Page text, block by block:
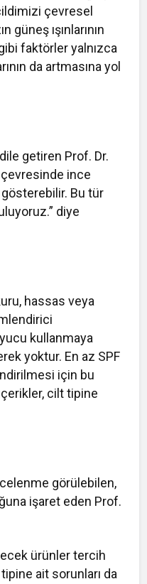
çevresel
ışınlarının
faktörler yalnızca
da artmasına yol
getiren Prof. Dr.
ince
gösterebilir. Bu tür
diye
hassas veya
kullanmaya
yoktur. En az SPF
için bu
cilt tipine
görülebilen,
işaret eden Prof.
ürünler tercih
ait sorunları da